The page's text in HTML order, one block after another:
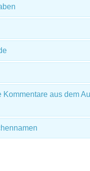
aus dem